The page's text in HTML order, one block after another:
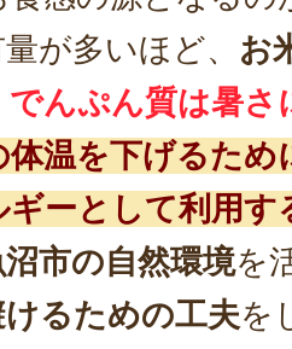
が多いほど、 お
でんぷん質は暑さ
体温を下げるため
ギーとして利用す
市の自然環境を
るための工夫を